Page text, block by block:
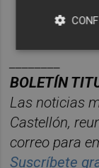
BOLETÍN
Las noticias
Castellón,
correo para
Suscríbete